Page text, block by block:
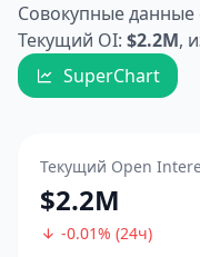
Совокупные
Текущий OI: $2.2M,
SuperChart
Текущий Open
$2.2M
-0.01% (24ч)